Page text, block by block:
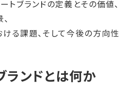
トブランドの定義とその価値、
る課題、そして今後の方向性
ランドとは何か